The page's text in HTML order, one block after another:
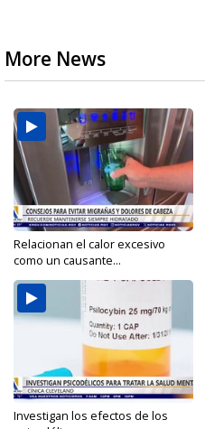
More News
Relacionan el calor excesivo
como un causante...
Investigan los efectos de los